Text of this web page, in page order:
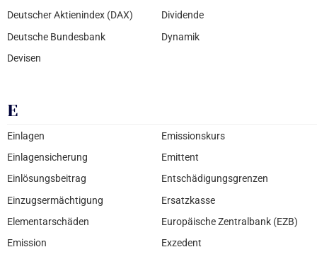
Deutscher Aktienindex (DAX)
Deutsche Bundesbank
Devisen
Dividende
Dynamik
E
Einlagen
Einlagensicherung
Einlösungsbeitrag
Einzugsermächtigung
Elementarschäden
Emission
Emissionskurs
Emittent
Entschädigungsgrenzen
Ersatzkasse
Europäische Zentralbank (EZB)
Exzedent